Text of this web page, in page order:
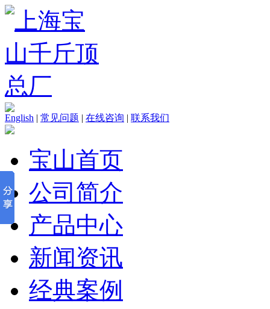
English | 常见问题 | 在线咨询 | 联系我们
宝山首页
公司简介
产品中心
新闻资讯
经典案例